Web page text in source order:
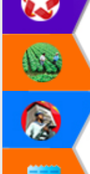
Đoàn đại biểu Quốc hội
trao đổi thông tin trước
nhất, Quốc hội khóa XVI
Quyết liệt cải cách hành
thông nguồn lực phát triển
Nâng cao hiệu lực, hiệu
tỉnh thông qua hiện đại
Xã Ea Phê gắn cải cách
chuyển đổi số
Phó Chủ tịch Thường
Hồ Thị Nguyên Thảo làm
tâm Phục vụ hành chính